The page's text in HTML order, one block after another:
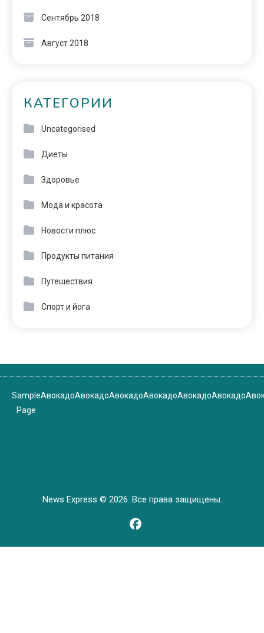
Сентябрь 2018
Август 2018
КАТЕГОРИИ
Uncategorised
Диеты
Здоровье
Мода и красота
Новости плюс
Продукты питания
Путешествия
Спорт и йога
Sample
Page
АвокадоАвокадоАвокадоАвокадоАвокадоАвокадо
News Express © 2026. Все права защищены.